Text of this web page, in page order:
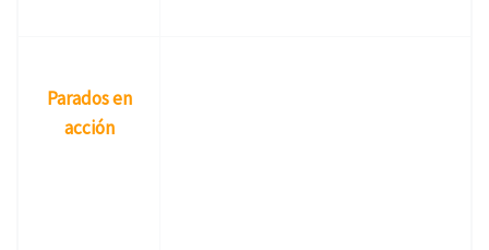
Parados en
acción